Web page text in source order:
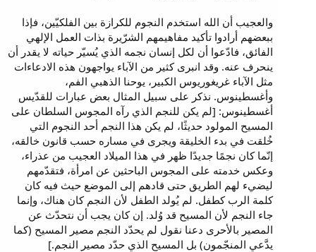
والعجيب أن الله استخدم النجوم للكرازة بين الفلكيّين، فإذا
ببعضهم أرادوا تأكيد مفاهيمهم الشرّيرة بذات العمل الإلهي
الفائق، فادّعوا أن لكل إنسان نجمه الذي يُسيّر حياته لا يقدر أن
ينحرف عنه. وقد انبرى كثير من الآباء يواجهون هذه الادعاءات
مثل الآباء غريغوريوس الكبير، يوحنا الذهبي الفم،
وأغسطينوس. نذكر على سبيل المثال بعض عبارات للقدّيس
أغسطينوس: [لم يكن للنجم الذي رآه المجوس السلطان على
المسيح المولود حديثًا، لم يكن هذا النجم أحد النجوم التي
خُلقت في بدء الخليقة ويجرى في مساره حسب قانون خالقه،
إنّما كان نجمًا جديدًا ظهر في هذا الميلاد العجيب من عذراء،
وعكس خدمته على المجوس الباحثين عن امرأة، فتقدّمهم
ليضيء لهم الطريق حتى قادهم إلى الموضع حيث فيه كان
كلمة الرب كطفل. لم يُولد الطفل لأن النجم كان هناك، وإنما
جاء النجم لأن المسيح قد وُلد. إن كان يجب أن نتحدّث عن
المصير بالأحرى دعنا نقول لم يحدّد النجم مصير المسيح (كما
يدَّعي المنجّمون) بل المسيح الذي حدّد مصير النجم.]